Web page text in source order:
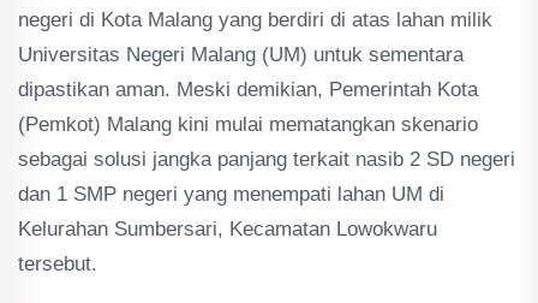
negeri di Kota Malang yang berdiri di atas lahan milik
Universitas Negeri Malang (UM) untuk sementara
dipastikan aman. Meski demikian, Pemerintah Kota
(Pemkot) Malang kini mulai mematangkan skenario
sebagai solusi jangka panjang terkait nasib 2 SD negeri
dan 1 SMP negeri yang menempati lahan UM di
Kelurahan Sumbersari, Kecamatan Lowokwaru
tersebut.